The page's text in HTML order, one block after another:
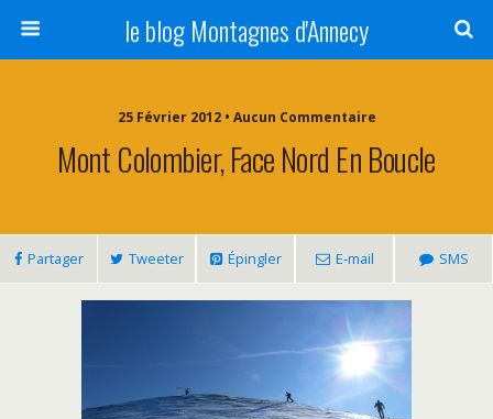
le blog Montagnes d'Annecy
25 Février 2012 • Aucun Commentaire
Mont Colombier, Face Nord En Boucle
Partager Tweeter Épingler E-mail SMS